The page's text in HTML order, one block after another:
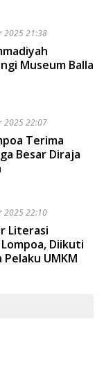
2025 21:38
Museum Balla
2025 22:07
Terima
Besar Diraja
2025 22:10
Literasi
Diikuti
UMKM